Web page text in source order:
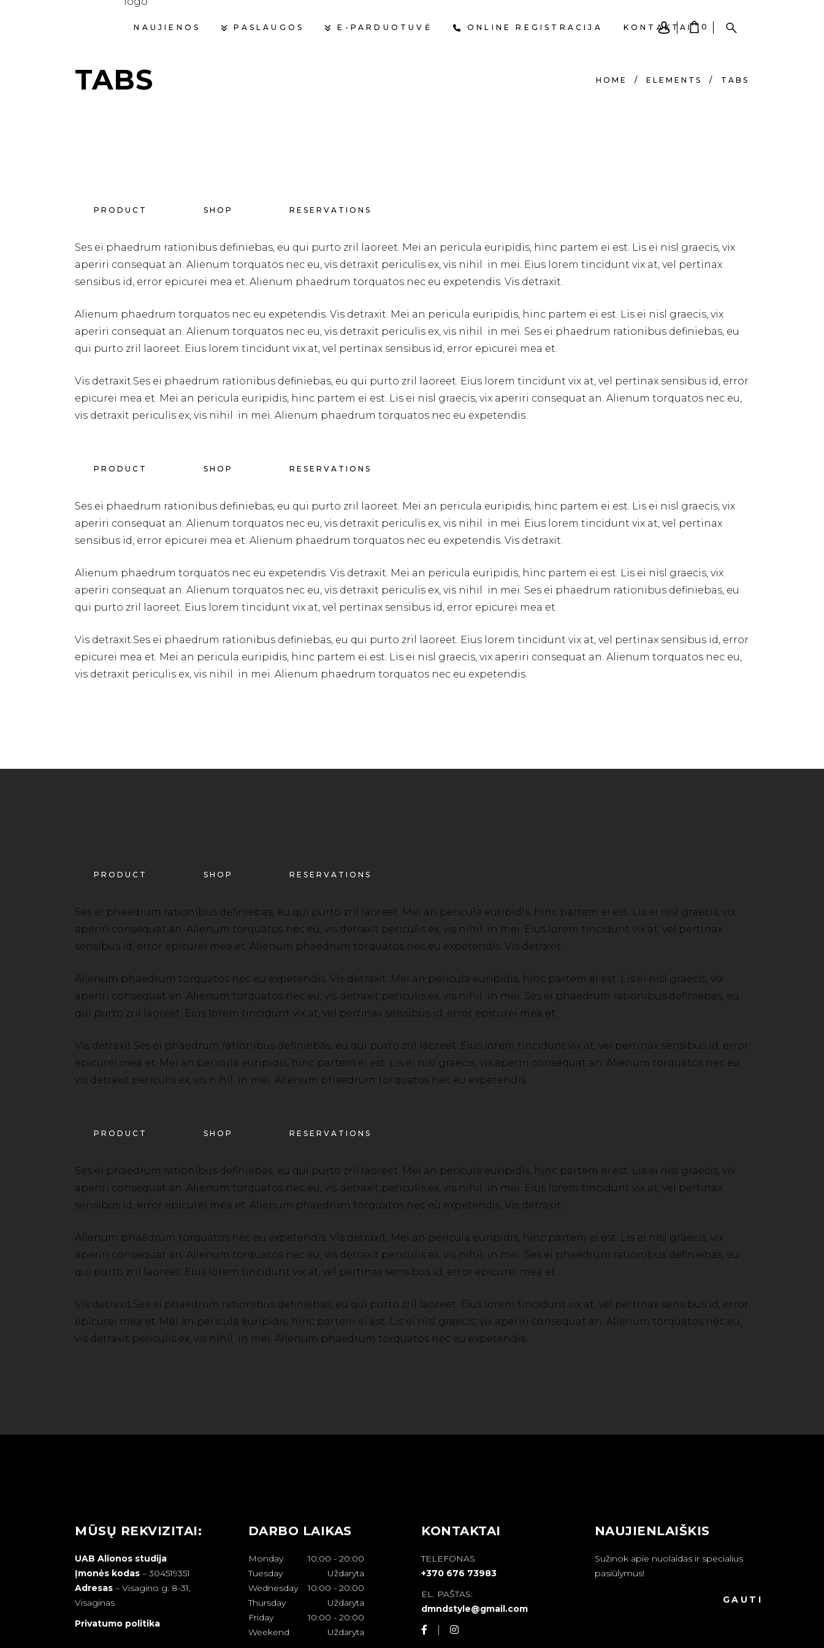
NAUJIENOS PASLAUGOS E-PARDUOTUVĖ ONLINE REGISTRACIJA KONTAKTAI 0
TABS HOME / ELEMENTS / TABS
PRODUCT SHOP RESERVATIONS
Ses ei phaedrum rationibus definiebas, eu qui purto zril laoreet. Mei an pericula euripidis, hinc partem ei est. Lis ei nisl graecis, vix
aperiri consequat an. Alienum torquatos nec eu, vis detraxit periculis ex, vis nihil in mei. Eius lorem tincidunt vix at, vel pertinax
sensibus id, error epicurei mea et. Alienum phaedrum torquatos nec eu expetendis. Vis detraxit.
Alienum phaedrum torquatos nec eu expetendis. Vis detraxit. Mei an pericula euripidis, hinc partem ei est. Lis ei nisl graecis, vix
aperiri consequat an. Alienum torquatos nec eu, vis detraxit periculis ex, vis nihil in mei. Ses ei phaedrum rationibus definiebas, eu
qui purto zril laoreet. Eius lorem tincidunt vix at, vel pertinax sensibus id, error epicurei mea et.
Vis detraxit.Ses ei phaedrum rationibus definiebas, eu qui purto zril laoreet. Eius lorem tincidunt vix at, vel pertinax sensibus id, error
epicurei mea et. Mei an pericula euripidis, hinc partem ei est. Lis ei nisl graecis, vix aperiri consequat an. Alienum torquatos nec eu,
vis detraxit periculis ex, vis nihil in mei. Alienum phaedrum torquatos nec eu expetendis.
PRODUCT SHOP RESERVATIONS
Ses ei phaedrum rationibus definiebas, eu qui purto zril laoreet. Mei an pericula euripidis, hinc partem ei est. Lis ei nisl graecis, vix
aperiri consequat an. Alienum torquatos nec eu, vis detraxit periculis ex, vis nihil in mei. Eius lorem tincidunt vix at, vel pertinax
sensibus id, error epicurei mea et. Alienum phaedrum torquatos nec eu expetendis. Vis detraxit.
Alienum phaedrum torquatos nec eu expetendis. Vis detraxit. Mei an pericula euripidis, hinc partem ei est. Lis ei nisl graecis, vix
aperiri consequat an. Alienum torquatos nec eu, vis detraxit periculis ex, vis nihil in mei. Ses ei phaedrum rationibus definiebas, eu
qui purto zril laoreet. Eius lorem tincidunt vix at, vel pertinax sensibus id, error epicurei mea et.
Vis detraxit.Ses ei phaedrum rationibus definiebas, eu qui purto zril laoreet. Eius lorem tincidunt vix at, vel pertinax sensibus id, error
epicurei mea et. Mei an pericula euripidis, hinc partem ei est. Lis ei nisl graecis, vix aperiri consequat an. Alienum torquatos nec eu,
vis detraxit periculis ex, vis nihil in mei. Alienum phaedrum torquatos nec eu expetendis.
PRODUCT SHOP RESERVATIONS
Ses ei phaedrum rationibus definiebas, eu qui purto zril laoreet. Mei an pericula euripidis, hinc partem ei est. Lis ei nisl graecis, vix
aperiri consequat an. Alienum torquatos nec eu, vis detraxit periculis ex, vis nihil in mei. Eius lorem tincidunt vix at, vel pertinax
sensibus id, error epicurei mea et. Alienum phaedrum torquatos nec eu expetendis. Vis detraxit.
Alienum phaedrum torquatos nec eu expetendis. Vis detraxit. Mei an pericula euripidis, hinc partem ei est. Lis ei nisl graecis, vix
aperiri consequat an. Alienum torquatos nec eu, vis detraxit periculis ex, vis nihil in mei. Ses ei phaedrum rationibus definiebas, eu
qui purto zril laoreet. Eius lorem tincidunt vix at, vel pertinax sensibus id, error epicurei mea et.
Vis detraxit.Ses ei phaedrum rationibus definiebas, eu qui purto zril laoreet. Eius lorem tincidunt vix at, vel pertinax sensibus id, error
epicurei mea et. Mei an pericula euripidis, hinc partem ei est. Lis ei nisl graecis, vix aperiri consequat an. Alienum torquatos nec eu,
vis detraxit periculis ex, vis nihil in mei. Alienum phaedrum torquatos nec eu expetendis.
PRODUCT SHOP RESERVATIONS
Ses ei phaedrum rationibus definiebas, eu qui purto zril laoreet. Mei an pericula euripidis, hinc partem ei est. Lis ei nisl graecis, vix
aperiri consequat an. Alienum torquatos nec eu, vis detraxit periculis ex, vis nihil in mei. Eius lorem tincidunt vix at, vel pertinax
sensibus id, error epicurei mea et. Alienum phaedrum torquatos nec eu expetendis. Vis detraxit.
Alienum phaedrum torquatos nec eu expetendis. Vis detraxit. Mei an pericula euripidis, hinc partem ei est. Lis ei nisl graecis, vix
aperiri consequat an. Alienum torquatos nec eu, vis detraxit periculis ex, vis nihil in mei. Ses ei phaedrum rationibus definiebas, eu
qui purto zril laoreet. Eius lorem tincidunt vix at, vel pertinax sensibus id, error epicurei mea et.
Vis detraxit.Ses ei phaedrum rationibus definiebas, eu qui purto zril laoreet. Eius lorem tincidunt vix at, vel pertinax sensibus id, error
epicurei mea et. Mei an pericula euripidis, hinc partem ei est. Lis ei nisl graecis, vix aperiri consequat an. Alienum torquatos nec eu,
vis detraxit periculis ex, vis nihil in mei. Alienum phaedrum torquatos nec eu expetendis.
MŪSŲ REKVIZITAI:
UAB Alionos studija
Įmonės kodas – 304519351
Adresas – Visagino g. 8-31,
Visaginas
Privatumo politika
DARBO LAIKAS
Monday 10:00 - 20:00
Tuesday
Uždaryta
Wednesday
10:00 - 20:00
Thursday
Uždaryta
Friday
10:00 - 20:00
Weekend
Uždaryta
KONTAKTAI
TELEFONAS
+370 676 73983
EL. PAŠTAS:
dmndstyle@gmail.com
NAUJIENLAIŠKIS
Sužinok apie nuolaidas ir specialius
pasiūlymus!